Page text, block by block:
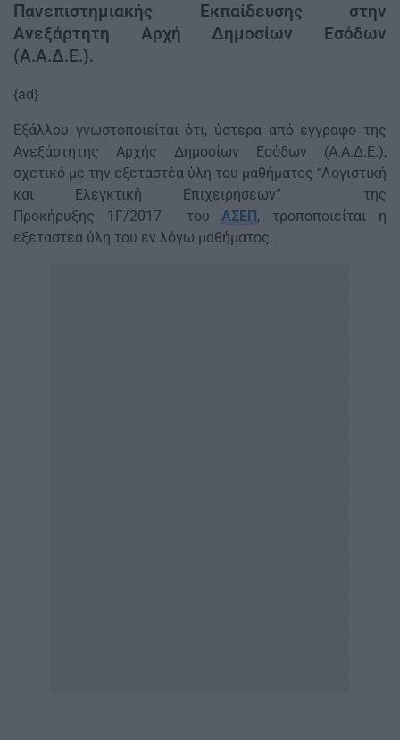
Πανεπιστημιακής Εκπαίδευσης στην
Ανεξάρτητη Αρχή Δημοσίων Εσόδων
(Α.Α.Δ.Ε.).
{ad}
Εξάλλου γνωστοποιείται ότι, ύστερα από έγγραφο της
Ανεξάρτητης Αρχής Δημοσίων Εσόδων (Α.Α.Δ.Ε.),
σχετικό με την εξεταστέα ύλη του μαθήματος “Λογιστική
και Ελεγκτική Επιχειρήσεων” της
Προκήρυξης 1Γ/2017 τουΑΣΕΠ , τροποποιείται η
εξεταστέα ύλη του εν λόγω μαθήματος.